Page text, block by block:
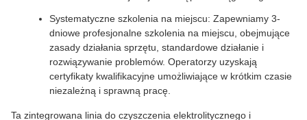
Systematyczne szkolenia na miejscu: Zapewniamy 3-
dniowe profesjonalne szkolenia na miejscu, obejmujące
zasady działania sprzętu, standardowe działanie i
rozwiązywanie problemów. Operatorzy uzyskają
certyfikaty kwalifikacyjne umożliwiające w krótkim czasie
niezależną i sprawną pracę.
Ta zintegrowana linia do czyszczenia elektrolitycznego i